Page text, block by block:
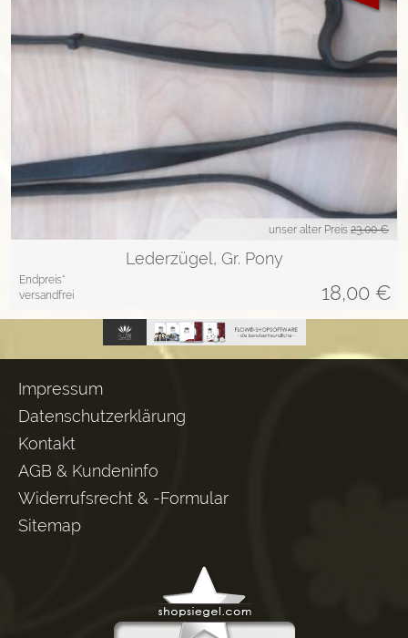
unser alter Preis 23,00 €
Lederzügel, Gr. Pony
Endpreis*
versandfrei
18,00 €
Impressum
Datenschutzerklärung
Kontakt
AGB & Kundeninfo
Widerrufsrecht & -Formular
Sitemap